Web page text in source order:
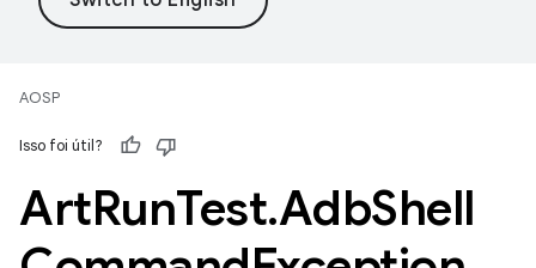
AOSP
Isso foi útil?
ArtRunTest.AdbShell